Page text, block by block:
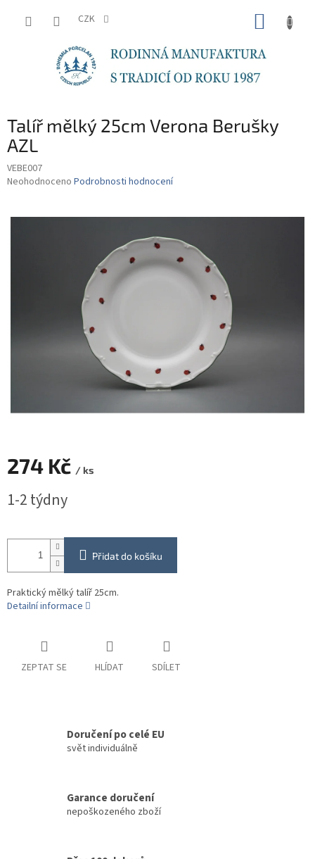
CZK
Talíř mělký 25cm Verona Berušky
AZL
VEBE007
Průměrné
je
Neohodnoceno Podrobnosti hodnocení
274 Kč / ks
cena:
1-2 týdny
Přidat do košíku
Praktický mělký talíř 25cm.
Detailní informace
ZEPTAT SE HLÍDAT SDÍLET
Doručení po celé EU
svět individuálně
Garance doručení
nepoškozeného zboží